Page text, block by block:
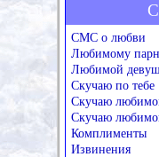
СМС о любви
Любимому
Любимой
Скучаю по тебе
Скучаю
Скучаю
Комплименты
Извинения